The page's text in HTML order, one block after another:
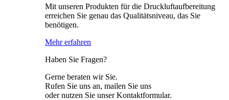
Mit unseren Produkten für die Druckluftaufbereitung
erreichen Sie genau das Qualitätsniveau, das Sie
benötigen.
Mehr erfahren
Haben Sie Fragen?
Gerne beraten wir Sie.
Rufen Sie uns an, mailen Sie uns
oder nutzen Sie unser Kontaktformular.